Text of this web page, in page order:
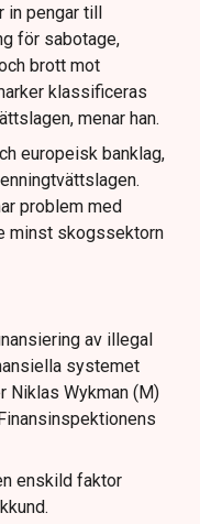
in pengar till
för sabotage,
brott mot
klassificeras
menar han.
europeisk banklag,
problem med
minst skogssektorn
av illegal
systemet
Niklas Wykman (M)
enskild faktor